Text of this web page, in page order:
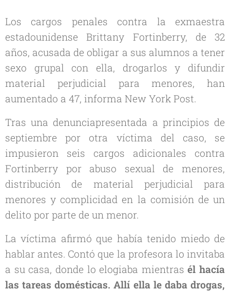
Los cargos penales contra la exmaestra
estadounidense Brittany Fortinberry, de 32
años, acusada de obligar a sus alumnos a tener
sexo grupal con ella, drogarlos y difundir
material perjudicial para menores, han
aumentado a 47, informa New York Post.
Tras una denunciapresentada a principios de
septiembre por otra víctima del caso, se
impusieron seis cargos adicionales contra
Fortinberry por abuso sexual de menores,
distribución de material perjudicial para
menores y complicidad en la comisión de un
delito por parte de un menor.
La víctima afirmó que había tenido miedo de
hablar antes. Contó que la profesora lo invitaba
a su casa, donde lo elogiaba mientrasél hacía
las tareas domésticas. Allí ella le daba drogas,